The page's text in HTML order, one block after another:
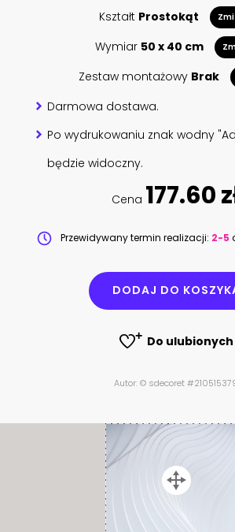
Kształt Prostokąt
Wymiar 50 x 40 cm
Zestaw montażowy Brak
Darmowa dostawa.
Po wydrukowaniu znak wodny
będzie widoczny.
Cena 177.60
Przewidywany termin realizacji: 2-5
DODAJ DO
Do ulubionych
Autor: © sdecoret